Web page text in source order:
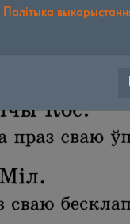
Палітыка